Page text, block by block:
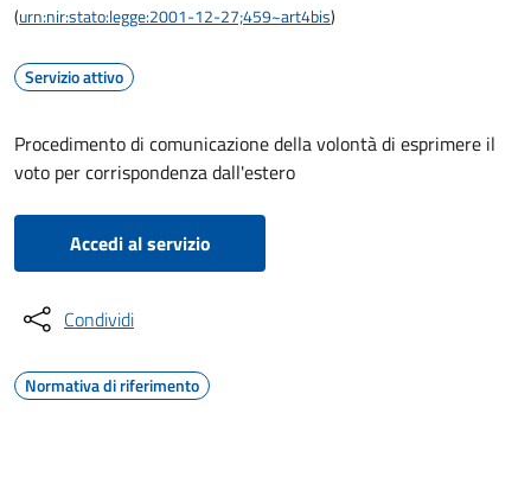
(urn:nir:stato:legge:2001-12-27;459~art4bis)
Servizio attivo
Procedimento di comunicazione della volontà di esprimere il
voto per corrispondenza dall'estero
Accedi al servizio
Condividi
Normativa di riferimento